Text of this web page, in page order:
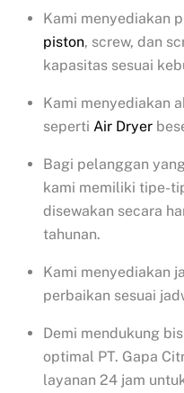
Kami menyediakan
piston, screw, dan
kapasitas sesuai
Kami menyediakan
seperti Air Dryer
Bagi pelanggan
kami memiliki tipe-
disewakan secara
tahunan.
Kami menyediakan
perbaikan sesuai
Demi mendukung
optimal PT. Gapa
layanan 24 jam